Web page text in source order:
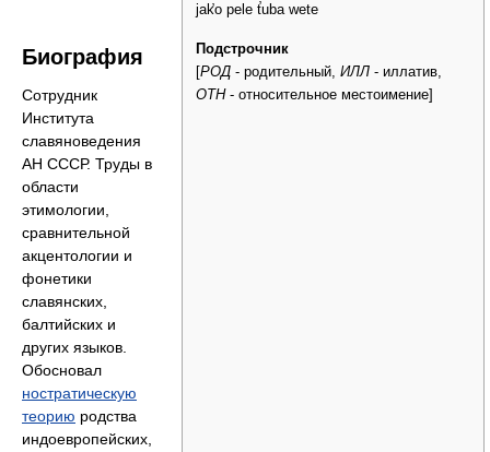
jak̕o pele t̕uba wete
Подстрочник
[РОД - родительный,ИЛЛ - иллатив,
ОТН- относительное местоимение]
Биография
Сотрудник
Института
славяноведения
АН СССР. Труды в
области
этимологии,
сравнительной
акцентологии и
фонетики
славянских,
балтийских и
других языков.
Обосновал
ностратическую
теорию родства
индоевропейских,